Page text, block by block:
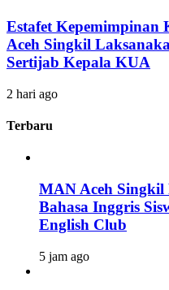
Estafet Kepemimpinan
Aceh Singkil
Sertijab Kepala KUA
2 hari ago
Terbaru
MAN Aceh Singkil
Bahasa Inggris
English Club
5 jam ago